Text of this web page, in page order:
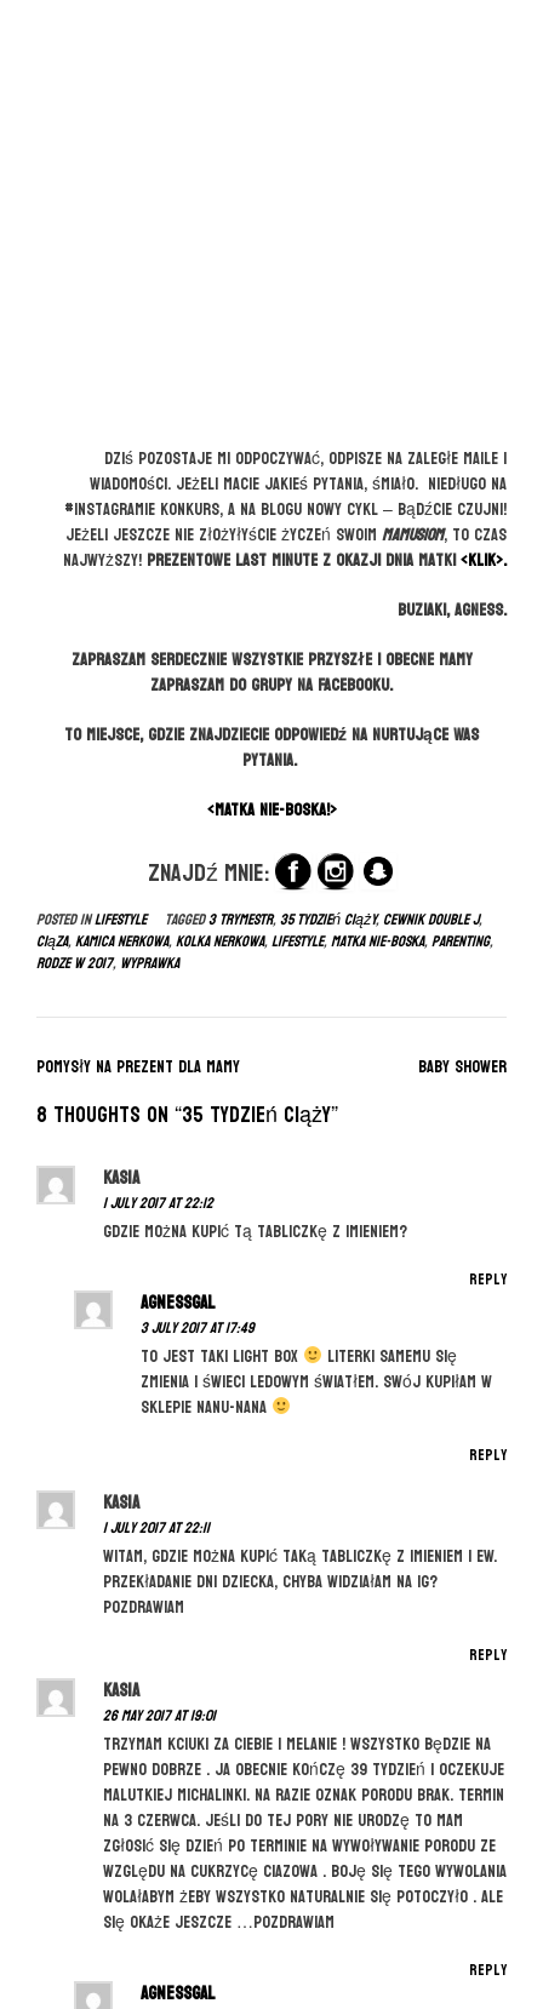
Dziś pozostaje mi odpoczywać, odpisze na zaległe maile i
wiadomości. Jeżeli macie jakieś pytania, śmiało. Niedługo na
#instagramie konkurs, a na blogu nowy cykl – bądźcie czujni!
Jeżeli jeszcze nie złożyłyście życzeń swoim Mamusiom, to czas
najwyższy! Prezentowe LAST MINUTE z okazji Dnia Matki<KLIK>.
Buziaki, Agness.
Zapraszam serdecznie wszystkie przyszłe i obecne mamy
zapraszam do grupy na Facebooku.
To miejsce, gdzie znajdziecie odpowiedź na nurtujące Was
pytania.
<MATKA NIE-BOSKA!>
Znajdź mnie:
Posted inLIFESTYLE Tagged3 trymestr,35 tydzień ciąży,cewnik double j,
ciąza,kamica nerkowa,kolka nerkowa,lifestyle,matka nie-boska,parenting,
rodze w 2017,wyprawka
P
o
s
t
n
o
n
Pomysły na prezent dla mamy Baby Shower
8 thoughts on “35 tydzień ciąży”
Kasia
1 July 2017 at 22:12
Gdzie można kupić tą tabliczkę z imieniem?
Reply
agnessgal
3 July 2017 at 17:49
To jest taki light box
literki samemu się
zmienia i świeci ledowym światłem. Swój kupiłam w
sklepie nanu-nana
Reply
Kasia
1 July 2017 at 22:11
Witam, gdzie można kupić taką tabliczkę z imieniem i ew.
przekładanie dni dziecka, chyba widziałam na ig?
pozdrawiam
Reply
Kasia
26 May 2017 at 19:01
Trzymam kciuki za Ciebie i Melanie ! Wszystko będzie na
pewno dobrze . Ja obecnie kończę 39 tydzień i oczekuje
malutkiej Michalinki. Na razie oznak porodu brak. Termin
na 3 czerwca. Jeśli do tej pory nie urodzę to mam
zgłosić się dzień po terminie na wywoływanie porodu ze
względu na cukrzycę ciazowa . Boję się tego wywolania
wolałabym żeby wszystko naturalnie się potoczyło . Ale
się okaże jeszcze …Pozdrawiam
Reply
agnessgal